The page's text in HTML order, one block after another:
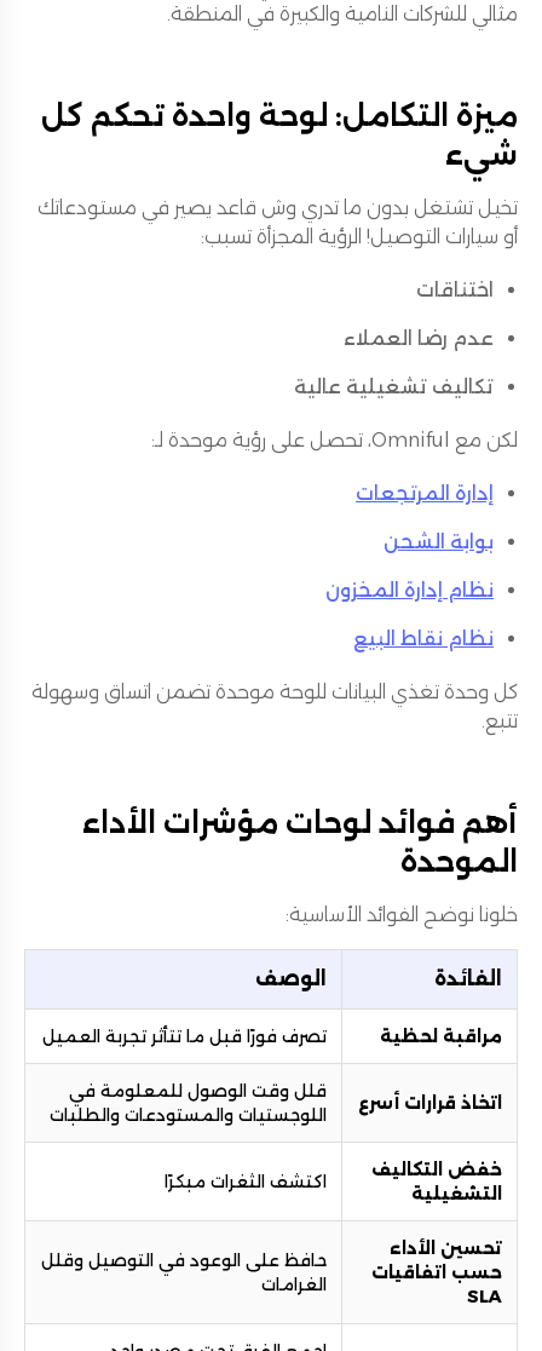
مثالي للشركات النامية والكبيرة في المنطقة.
ميزة التكامل: لوحة واحدة تحكم كل
شيء
تخيل تشتغل بدون ما تدري وش قاعد يصير في مستودعاتك
أو سيارات التوصيل! الرؤية المجزأة تسبب:
اختناقات
عدم رضا العملاء
تكاليف تشغيلية عالية
لكن مع Omniful، تحصل على رؤية موحدة لـ:
إدارة المرتجعات
بوابة الشحن
نظام إدارة المخزون
نظام نقاط البيع
كل وحدة تغذي البيانات للوحة موحدة تضمن اتساق وسهولة
تتبع.
أهم فوائد لوحات مؤشرات الأداء
الموحدة
خلونا نوضح الفوائد الأساسية:
الفائدة الوصف
مراقبة لحظية تصرف فورًا قبل ما تتأثر تجربة العميل
اتخاذ قرارات أسرع
قلل وقت الوصول للمعلومة في
اللوجستيات والمستودعات والطلبات
خفض التكاليف
التشغيلية
اكتشف الثغرات مبكرًا
تحسين الأداء
حسب اتفاقيات
SLA
حافظ على الوعود في التوصيل وقلل
الغرامات